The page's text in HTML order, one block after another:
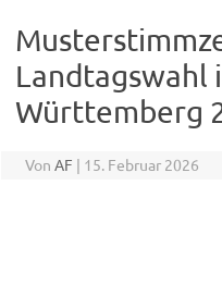
Landtagswahl
Württemberg
Von AF | 15. Februar 2026